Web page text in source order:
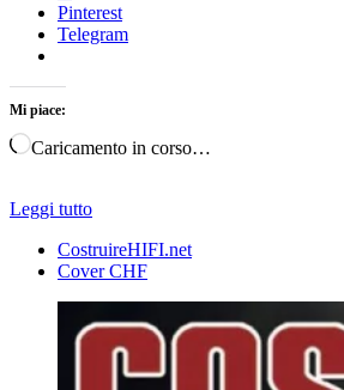
Pinterest
Telegram
Mi piace:
Caricamento in corso…
Leggi tutto
CostruireHIFI.net
Cover CHF